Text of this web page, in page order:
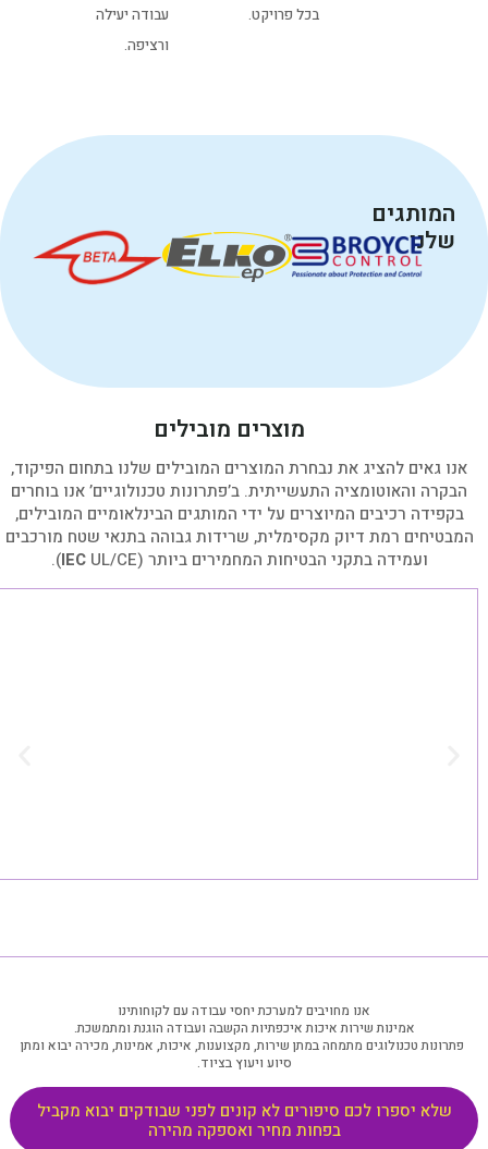
בכל פרויקט.
עבודה יעילה
ורציפה.
המותגים
שלנו
מוצרים מובילים
אנו גאים להציג את נבחרת המוצרים המובילים שלנו בתחום הפיקוד,
הבקרה והאוטומציה התעשייתית. ב’פתרונות טכנולוגיים’ אנו בוחרים
בקפידה רכיבים המיוצרים על ידי המותגים הבינלאומיים המובילים,
המבטיחים רמת דיוק מקסימלית, שרידות גבוהה בתנאי שטח מורכבים
ועמידה בתקני הבטיחות המחמירים ביותר (UL/CE
IEC
).
אנו מחויבים למערכת יחסי עבודה עם לקוחותינו
אמינות שירות איכות איכפתיות הקשבה ועבודה הוגנת ומתמשכת.
פתרונות טכנולוגים מתמחה במתן שירות, מקצוענות, איכות, אמינות, מכירה יבוא ומתן
סיוע ויעוץ בציוד​.
שלא יספרו לכם סיפורים לא קונים לפני שבודקים יבוא מקביל
בפחות מחיר ואספקה מהירה